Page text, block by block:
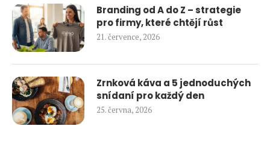
Branding od A do Z – strategie
pro firmy, které chtějí růst
21. července, 2026
Zrnková káva a 5 jednoduchých
snídaní pro každý den
25. června, 2026